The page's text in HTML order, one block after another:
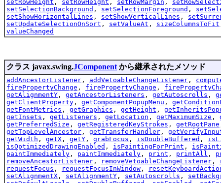
setRowHeight , setRowHeight , setRowMargin ,
setSelectionBackground , setSelectionForeground ,
setShowHorizontalLines , setShowVerticalLines ,
setUpdateSelectionOnSort , setValueAt , sizeColumnsToFit
valueChanged
クラス javax.swing.JComponent から継承されたメソッド
addAncestorListener , addVetoableChangeListener ,
firePropertyChange , firePropertyChange ,
getAlignmentY , getAncestorListeners , getAutoscrolls ,
getClientProperty , getComponentPopupMenu ,
getFontMetrics , getGraphics , getHeight ,
getInsets , getListeners , getLocation , getMaximumSize ,
getPreferredSize , getRegisteredKeyStrokes , getRootPane
getTopLevelAncestor , getTransferHandler ,
getWidth , getX , getY , grabFocus , isDoubleBuffered ,
isOptimizedDrawingEnabled , isPaintingForPrint ,
paintImmediately , paintImmediately , print , printAll ,
removeAncestorListener , removeVetoableChangeListener ,
requestFocus , requestFocusInWindow ,
setAlignmentX , setAlignmentY , setAutoscrolls ,